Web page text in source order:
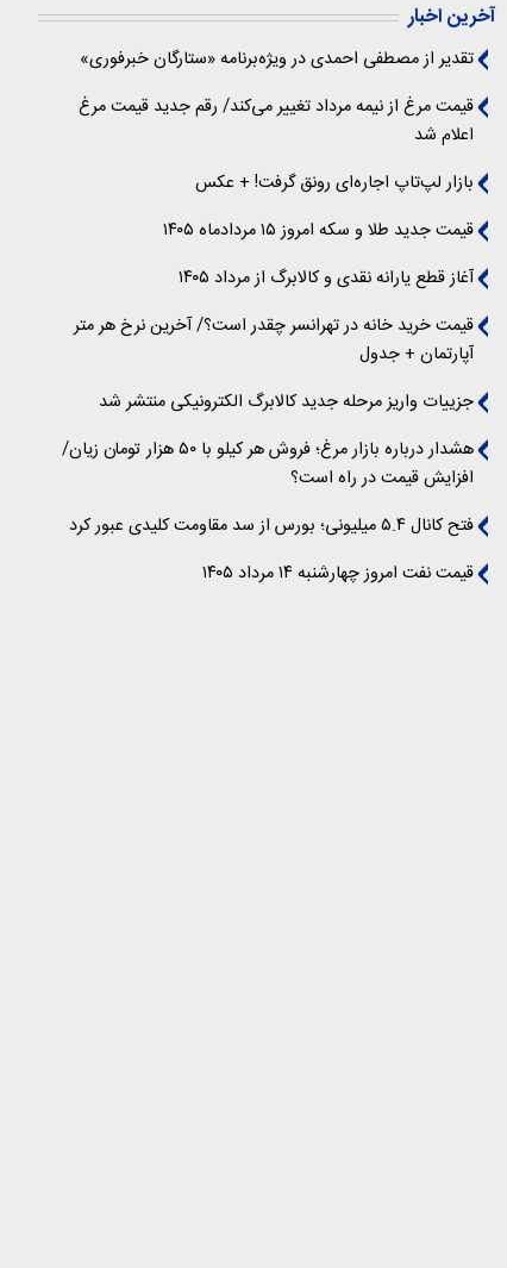
آخرین اخبار
تقدیر از مصطفی احمدی در ویژه‌برنامه «ستارگان خبرفوری»
قیمت مرغ از نیمه مرداد تغییر می‌کند/ رقم جدید قیمت مرغ
اعلام شد
بازار لپ‌تاپ اجاره‌ای رونق گرفت! + عکس
قیمت جدید طلا و سکه امروز ۱۵ مردادماه ۱۴۰۵
آغاز قطع یارانه نقدی و کالابرگ از مرداد ۱۴۰۵
قیمت خرید خانه در تهرانسر چقدر است؟/ آخرین نرخ هر متر
آپارتمان + جدول
جزییات واریز مرحله جدید کالابرگ الکترونیکی منتشر شد
هشدار درباره بازار مرغ؛ فروش هر کیلو با ۵۰ هزار تومان زیان/
افزایش قیمت در راه است؟
فتح کانال ۵.۴ میلیونی؛ بورس از سد مقاومت کلیدی عبور کرد
قیمت نفت امروز چهارشنبه ۱۴ مرداد ۱۴۰۵